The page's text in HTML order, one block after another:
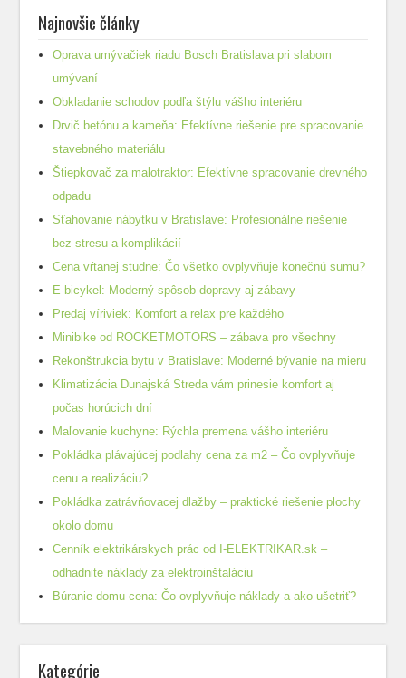
Najnovšie články
Oprava umývačiek riadu Bosch Bratislava pri slabom
umývaní
Obkladanie schodov podľa štýlu vášho interiéru
Drvič betónu a kameňa: Efektívne riešenie pre spracovanie
stavebného materiálu
Štiepkovač za malotraktor: Efektívne spracovanie drevného
odpadu
Sťahovanie nábytku v Bratislave: Profesionálne riešenie
bez stresu a komplikácií
Cena vŕtanej studne: Čo všetko ovplyvňuje konečnú sumu?
E-bicykel: Moderný spôsob dopravy aj zábavy
Predaj víriviek: Komfort a relax pre každého
Minibike od ROCKETMOTORS – zábava pro všechny
Rekonštrukcia bytu v Bratislave: Moderné bývanie na mieru
Klimatizácia Dunajská Streda vám prinesie komfort aj
počas horúcich dní
Maľovanie kuchyne: Rýchla premena vášho interiéru
Pokládka plávajúcej podlahy cena za m2 – Čo ovplyvňuje
cenu a realizáciu?
Pokládka zatrávňovacej dlažby – praktické riešenie plochy
okolo domu
Cenník elektrikárskych prác od I-ELEKTRIKAR.sk –
odhadnite náklady za elektroinštaláciu
Búranie domu cena: Čo ovplyvňuje náklady a ako ušetriť?
Kategórie